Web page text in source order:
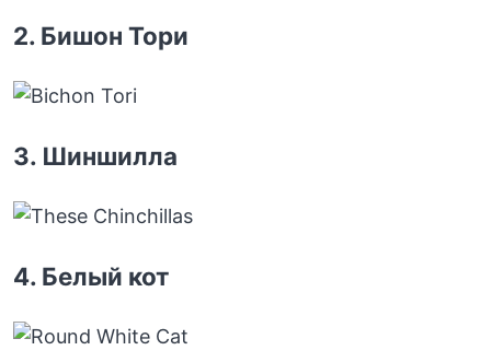
2. Бишон Тори
3. Шиншилла
4. Белый кот